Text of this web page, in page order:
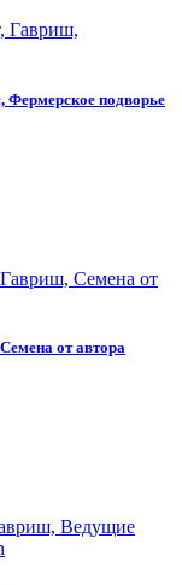
подворье
от автора